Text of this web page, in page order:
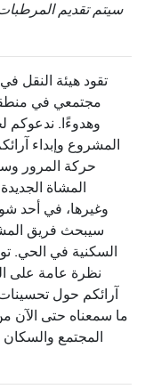
مجتمعي في
وهدوءًا. ندعوكم
المشروع وإبداء
حركة المرور
المشاة
وغيرها، في أحد
سيبحث فريق
السكنية في الحي.
نظرة عامة على
آرائكم حول
ما سمعناه حتى الآن
المجتمع والسكان